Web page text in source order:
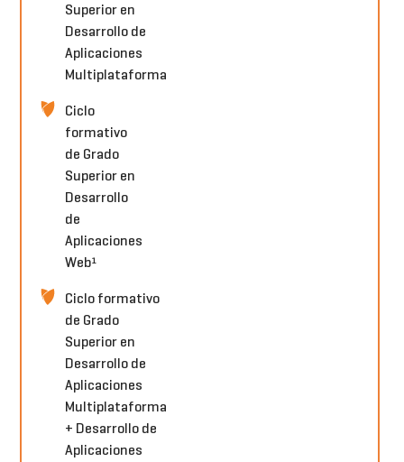
Superior en
Desarrollo de
Aplicaciones
Multiplataforma
Ciclo
formativo
de Grado
Superior en
Desarrollo
de
Aplicaciones
Web¹
Ciclo formativo
de Grado
Superior en
Desarrollo de
Aplicaciones
Multiplataforma
+ Desarrollo de
Aplicaciones